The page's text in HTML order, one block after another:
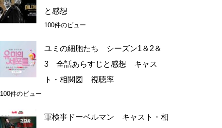
と感想
100件のビュー
ユミの細胞たち シーズン1＆2＆
3 全話あらすじと感想 キャス
ト・相関図 視聴率
100件のビュー
軍検事ドーベルマン キャスト・相